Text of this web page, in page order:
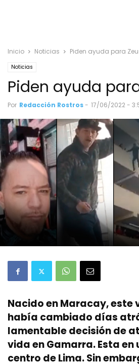
Inicio Noticias Piden ayuda para
Noticias
Piden ayuda
Por Redacción Rostros- 17/06/2022 -
Nacido en Maracay, este
había cambiado días
lamentable decisión de
vida en Gamarra. Esta en
centro de Lima. Sin